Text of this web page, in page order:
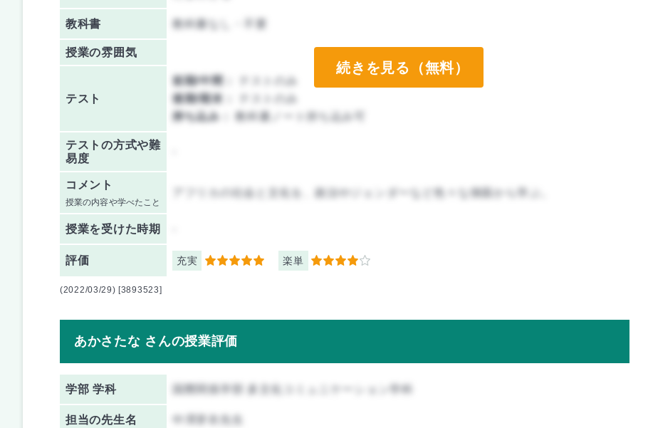
教科書 教科書なし・不要
授業の雰囲気
テスト
前期/中間：
テストのみ
後期/期末：
テストのみ
持ち込み：
教科書ノート持ち込み可
テストの方式や難
易度
コメント
授業の内容や学べたこと
アフリカの社会と文化を、政治やジェンダーなど色々な側面から学ぶ。
授業を受けた時期
評価 充実 5 楽単 4
続きを見る（無料）
(2022/03/29) [3893523]
あかさたな さんの授業評価
学部 学科 国際関係学部 多文化コミュニケーション学科
担当の先生名